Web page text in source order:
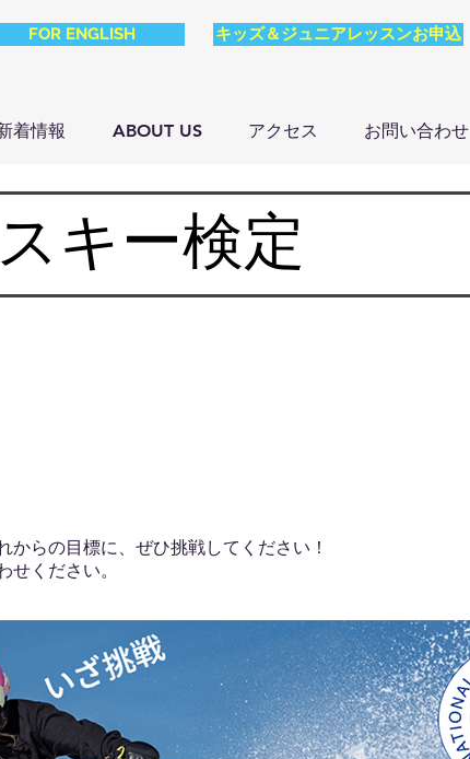
FOR ENGLISH キッズ＆ジュニアレッスンお申込
着情報 ABOUT US アクセス お問い合わせ
スキー検定
からの目標に、ぜひ挑戦してください！
せください。